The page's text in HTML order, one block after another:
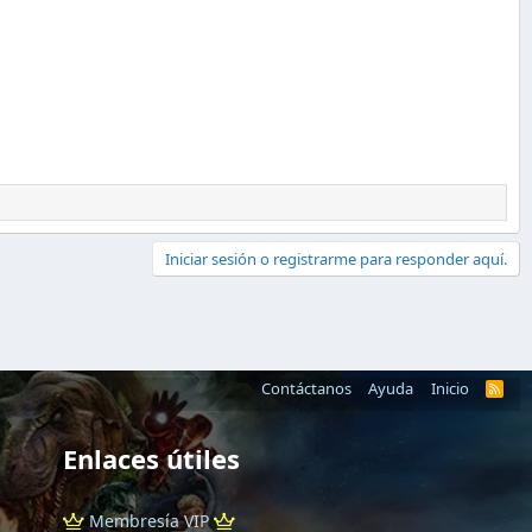
Iniciar sesión o registrarme para responder aquí.
Contáctanos Ayuda Inicio
R
Enlaces útiles
Membresía VIP